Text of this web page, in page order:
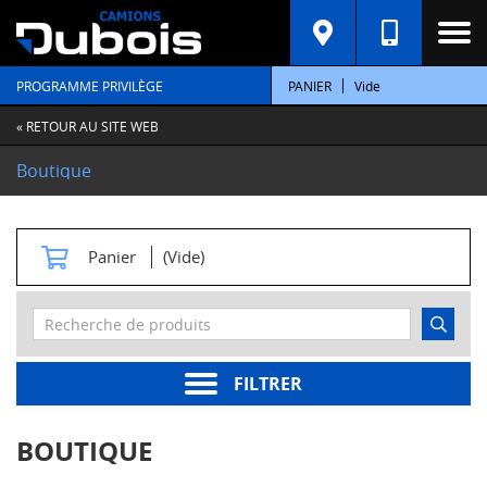
PROGRAMME PRIVILÈGE PANIER Vide
« RETOUR AU SITE WEB
Boutique
Panier (Vide)
FILTRER
C
A
T
É
G
O
R
E
S
t
e
r
moteur
BOUTIQUE